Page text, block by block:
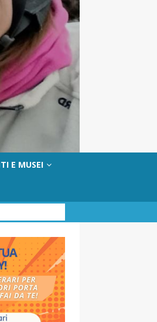
E MUSEI